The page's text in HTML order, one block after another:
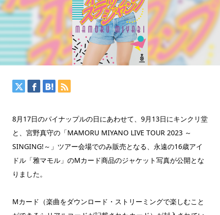
8月17日のパイナップルの日にあわせて、9月13日にキンクリ堂
と、宮野真守の「MAMORU MIYANO LIVE TOUR 2023 ～
SINGING!～」ツアー会場でのみ販売となる、永遠の16歳アイ
ドル「雅マモル」のMカード商品のジャケット写真が公開とな
りました。
Mカード（楽曲をダウンロード・ストリーミングで楽しむこと